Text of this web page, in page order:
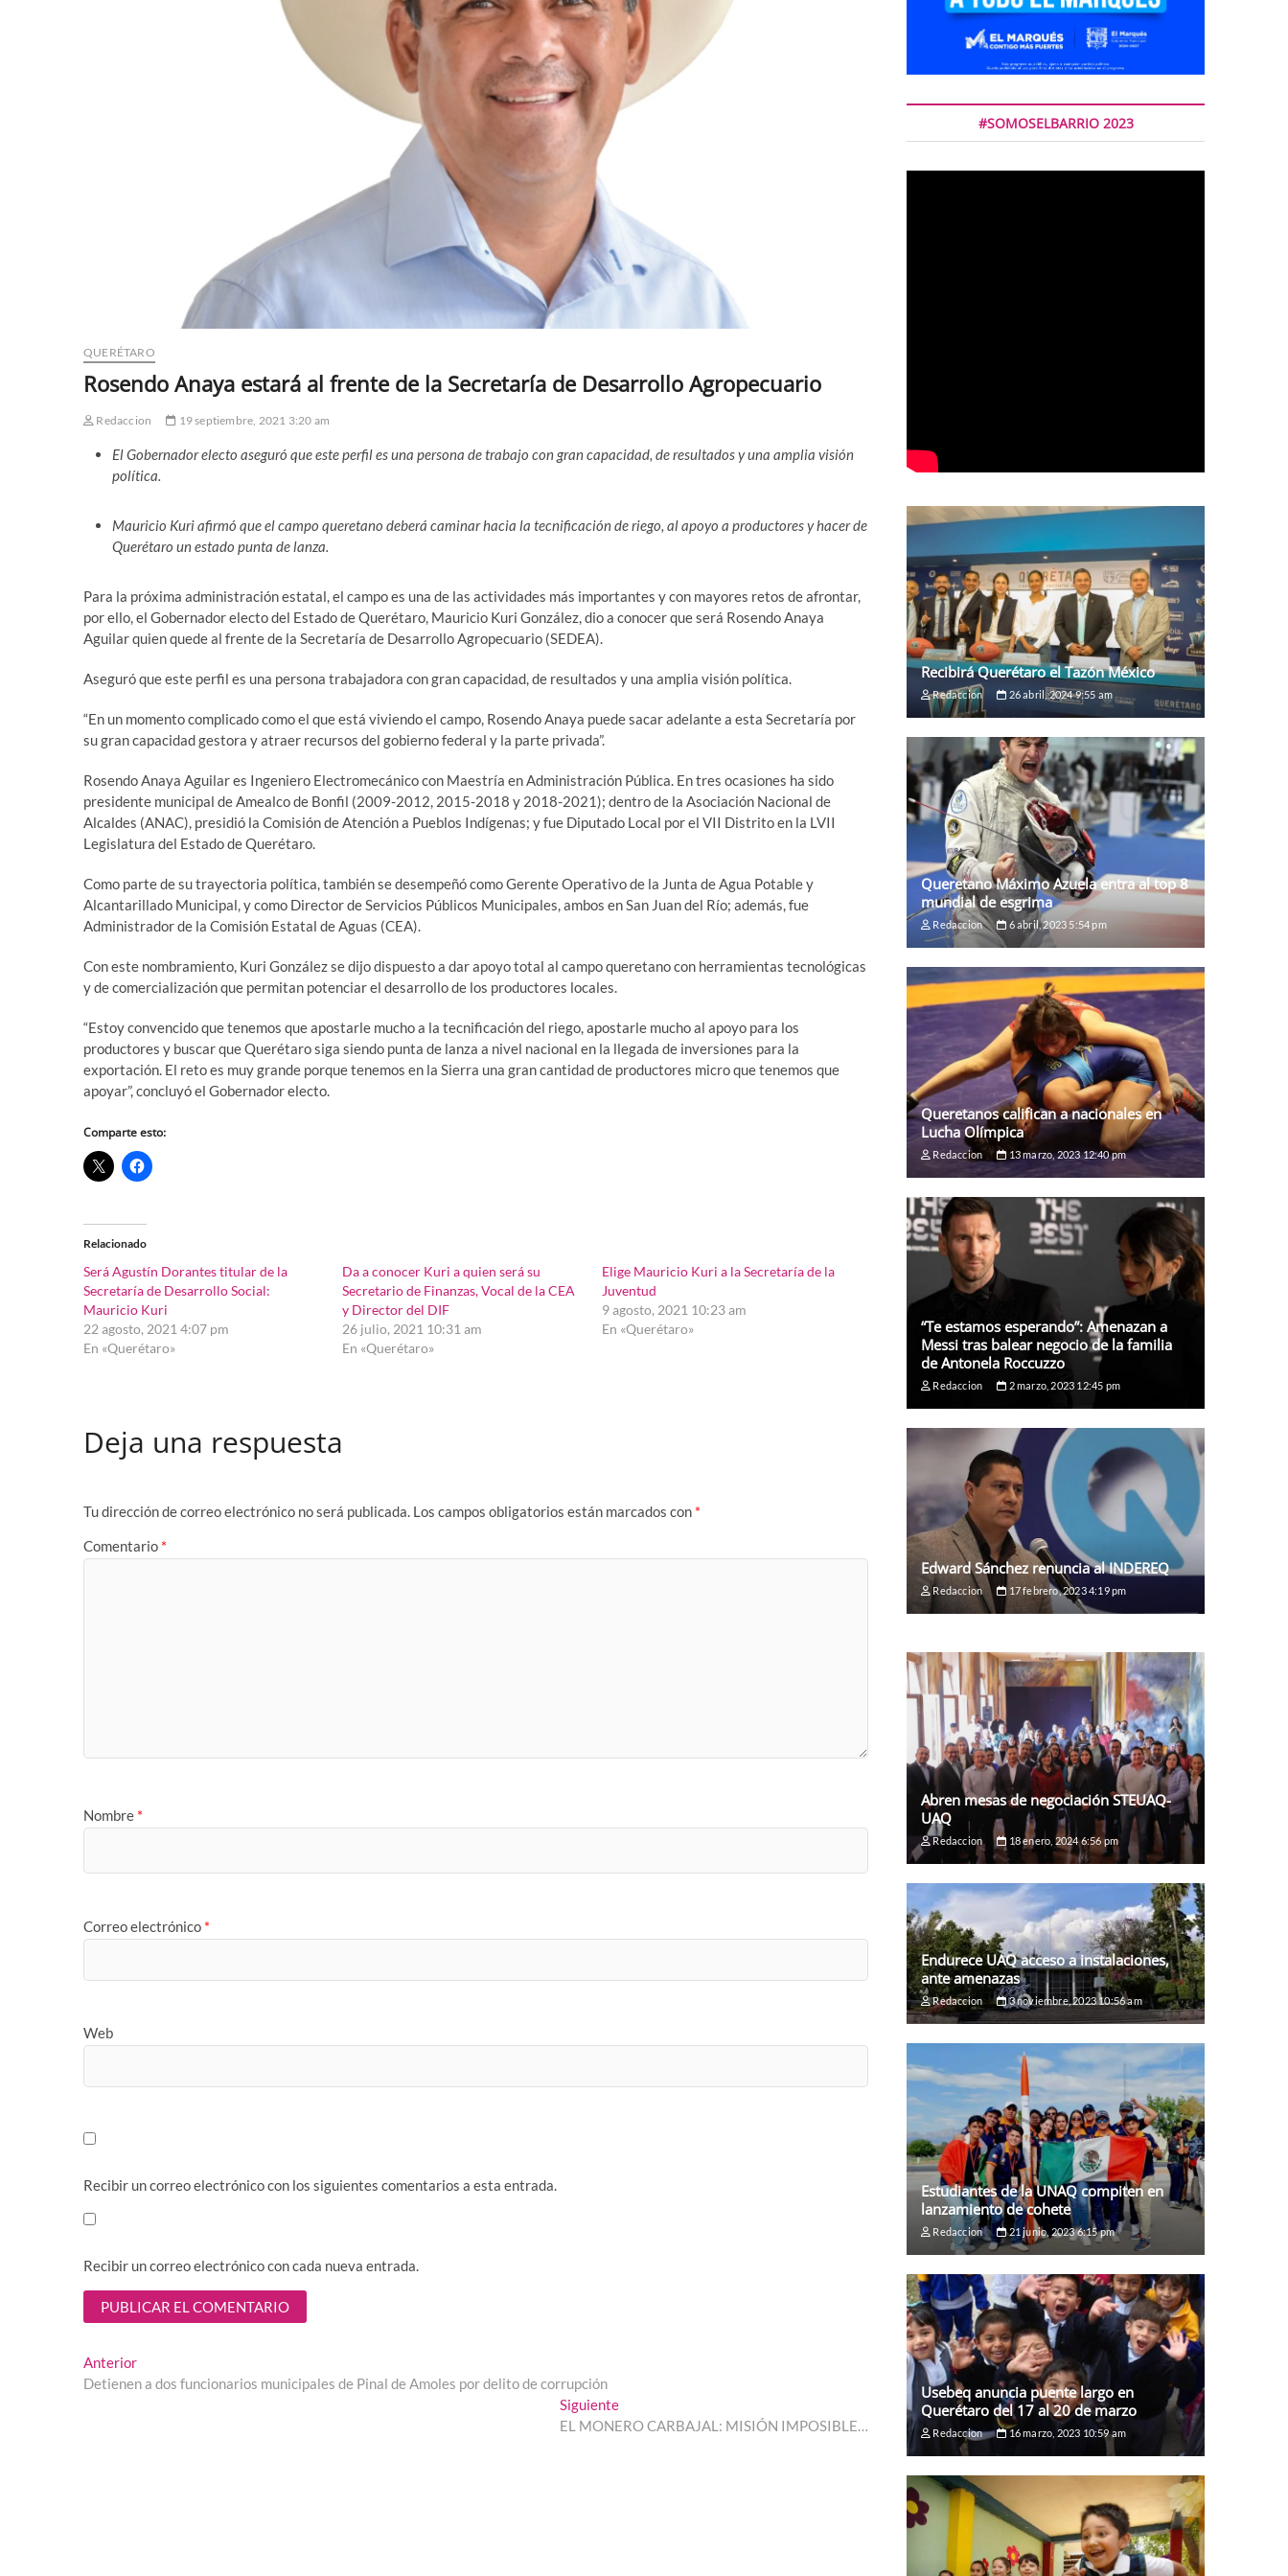
QUERÉTARO
Rosendo Anaya estará al frente de la Secretaría de Desarrollo Agropecuario
Redaccion 19 septiembre, 2021 3:20 am
El Gobernador electo aseguró que este perfil es una persona de trabajo con gran capacidad, de resultados y una amplia visión
política.
Mauricio Kuri afirmó que el campo queretano deberá caminar hacia la tecnificación de riego, al apoyo a productores y hacer de
Querétaro un estado punta de lanza.
Para la próxima administración estatal, el campo es una de las actividades más importantes y con mayores retos de afrontar,
por ello, el Gobernador electo del Estado de Querétaro, Mauricio Kuri González, dio a conocer que será Rosendo Anaya
Aguilar quien quede al frente de la Secretaría de Desarrollo Agropecuario (SEDEA).
Aseguró que este perfil es una persona trabajadora con gran capacidad, de resultados y una amplia visión política.
“En un momento complicado como el que está viviendo el campo, Rosendo Anaya puede sacar adelante a esta Secretaría por
su gran capacidad gestora y atraer recursos del gobierno federal y la parte privada”.
Rosendo Anaya Aguilar es Ingeniero Electromecánico con Maestría en Administración Pública. En tres ocasiones ha sido
presidente municipal de Amealco de Bonfil (2009-2012, 2015-2018 y 2018-2021); dentro de la Asociación Nacional de
Alcaldes (ANAC), presidió la Comisión de Atención a Pueblos Indígenas; y fue Diputado Local por el VII Distrito en la LVII
Legislatura del Estado de Querétaro.
Como parte de su trayectoria política, también se desempeñó como Gerente Operativo de la Junta de Agua Potable y
Alcantarillado Municipal, y como Director de Servicios Públicos Municipales, ambos en San Juan del Río; además, fue
Administrador de la Comisión Estatal de Aguas (CEA).
Con este nombramiento, Kuri González se dijo dispuesto a dar apoyo total al campo queretano con herramientas tecnológicas
y de comercialización que permitan potenciar el desarrollo de los productores locales.
“Estoy convencido que tenemos que apostarle mucho a la tecnificación del riego, apostarle mucho al apoyo para los
productores y buscar que Querétaro siga siendo punta de lanza a nivel nacional en la llegada de inversiones para la
exportación. El reto es muy grande porque tenemos en la Sierra una gran cantidad de productores micro que tenemos que
apoyar”, concluyó el Gobernador electo.
Comparte esto:
Relacionado
Será Agustín Dorantes titular de la
Secretaría de Desarrollo Social:
Mauricio Kuri
22 agosto, 2021 4:07 pm
En «Querétaro»
Da a conocer Kuri a quien será su
Secretario de Finanzas, Vocal de la CEA
y Director del DIF
26 julio, 2021 10:31 am
En «Querétaro»
Elige Mauricio Kuri a la Secretaría de la
Juventud
9 agosto, 2021 10:23 am
En «Querétaro»
Deja una respuesta
Tu dirección de correo electrónico no será publicada. Los campos obligatorios están marcados con *
Comentario *
Nombre *
Correo electrónico *
Web
Recibir un correo electrónico con los siguientes comentarios a esta entrada.
Recibir un correo electrónico con cada nueva entrada.
Navegación
de
AnteriorEntrada
anterior:
Detienen a dos funcionarios municipales de Pinal de Amoles por delito de corrupción
SiguienteEntrada
siguiente:
EL MONERO CARBAJAL: MISIÓN IMPOSIBLE…
#SOMOSELBARRIO 2023
Recibirá Querétaro el Tazón México
Redaccion 26 abril, 2024 9:55 am
Queretano Máximo Azuela entra al top 8
mundial de esgrima
Redaccion 6 abril, 2023 5:54 pm
Queretanos califican a nacionales en
Lucha Olímpica
Redaccion 13 marzo, 2023 12:40 pm
“Te estamos esperando”: Amenazan a
Messi tras balear negocio de la familia
de Antonela Roccuzzo
Redaccion 2 marzo, 2023 12:45 pm
Edward Sánchez renuncia al INDEREQ
Redaccion 17 febrero, 2023 4:19 pm
Abren mesas de negociación STEUAQ-
UAQ
Redaccion 18 enero, 2024 6:56 pm
Endurece UAQ acceso a instalaciones,
ante amenazas
Redaccion 3 noviembre, 2023 10:56 am
Estudiantes de la UNAQ compiten en
lanzamiento de cohete
Redaccion 21 junio, 2023 6:15 pm
Usebeq anuncia puente largo en
Querétaro del 17 al 20 de marzo
Redaccion 16 marzo, 2023 10:59 am